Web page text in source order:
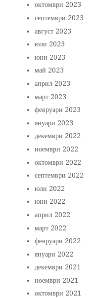
октомври 2023
септември 2023
август 2023
юли 2023
юни 2023
май 2023
април 2023
март 2023
февруари 2023
януари 2023
декември 2022
ноември 2022
октомври 2022
септември 2022
юли 2022
юни 2022
април 2022
март 2022
февруари 2022
януари 2022
декември 2021
ноември 2021
октомври 2021